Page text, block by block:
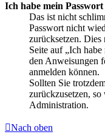
Ich habe mein Passwort
Das ist nicht
Passwort nicht
zurücksetzen. Dies
Seite auf „Ich
den Anweisungen
anmelden können.
Sollten Sie
zurückzusetzen,
Administration.
Nach oben